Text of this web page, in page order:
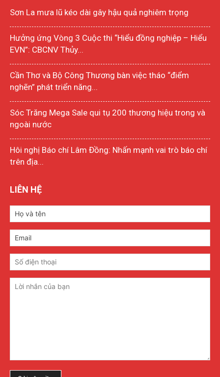
Sơn La mưa lũ kéo dài gây hậu quả nghiêm trọng
Hưởng ứng Vòng 3 Cuộc thi “Hiểu đồng nghiệp – Hiểu
EVN”: CBCNV Thủy...
Cần Thơ và Bộ Công Thương bàn việc tháo “điểm
nghẽn” phát triển năng...
Sóc Trăng Mega Sale qui tụ 200 thương hiệu trong và
ngoài nước
Hôi nghị Báo chí Lâm Đồng: Nhấn mạnh vai trò báo chí
trên địa...
LIÊN HỆ